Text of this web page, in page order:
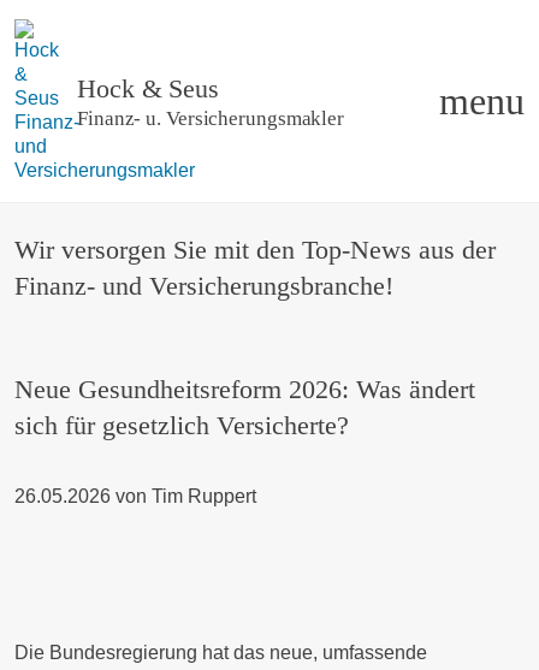
Hock & Seus
Finanz- u. Versicherungsmakler menu
Wir versorgen Sie mit den Top-News aus der
Finanz- und Versicherungsbranche!
Neue Gesundheitsreform 2026: Was ändert
sich für gesetzlich Versicherte?
26.05.2026 von Tim Ruppert
Die Bundesregierung hat das neue, umfassende